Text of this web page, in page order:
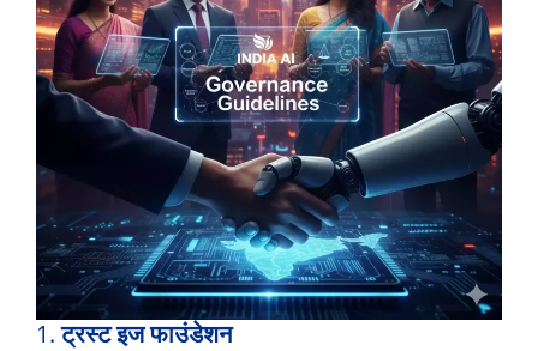
1.ट्रस्ट इज फाउंडेशन